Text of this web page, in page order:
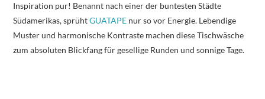
Inspiration pur! Benannt nach einer der buntesten Städte
Südamerikas, sprühtGUATAPE nur so vor Energie. Lebendige
Muster und harmonische Kontraste machen diese Tischwäsche
zum absoluten Blickfang für gesellige Runden und sonnige Tage.